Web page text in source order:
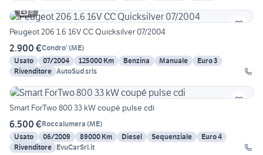
8
Peugeot 206 1.6 16V CC Quicksilver 07/2004
2.900 €Condro' (ME)
Usato
07/2004 125000 Km Benzina Manuale
Euro 3
Rivenditore AutoSud srls
Smart ForTwo 800 33 kW coupé pulse cdi
6.500 €Roccalumera (ME)
Usato
06/2009 89000 Km Diesel Sequenziale
Euro 4
Rivenditore EvuCarSrl.it